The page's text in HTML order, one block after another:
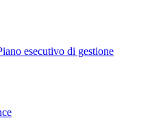
esecutivo di gestione